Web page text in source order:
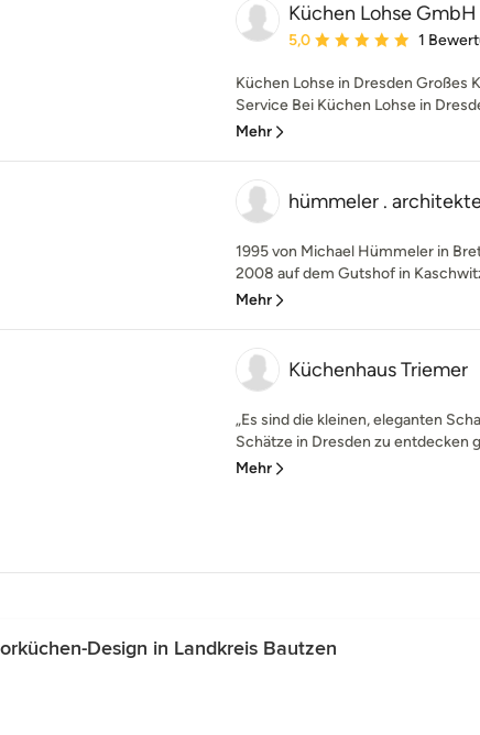
Küchen Lohse GmbH
Durchschnittliche
5,0 1
Küchen Lohse in Dresden Großes
Service Bei Küchen Lohse in
Mehr
hümmeler .
1995 von Michael Hümmeler in
2008 auf dem Gutshof in
Mehr
Küchenhaus Triemer
„Es sind die kleinen, eleganten
Schätze in Dresden zu entdecken
Mehr
Design in Landkreis Bautzen